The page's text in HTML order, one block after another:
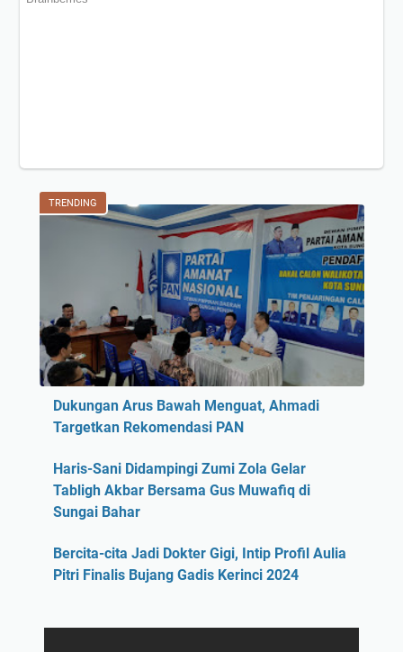
TRENDING
Dukungan Arus Bawah Menguat, Ahmadi
Targetkan Rekomendasi PAN
Haris-Sani Didampingi Zumi Zola Gelar
Tabligh Akbar Bersama Gus Muwafiq di
Sungai Bahar
Bercita-cita Jadi Dokter Gigi, Intip Profil Aulia
Pitri Finalis Bujang Gadis Kerinci 2024